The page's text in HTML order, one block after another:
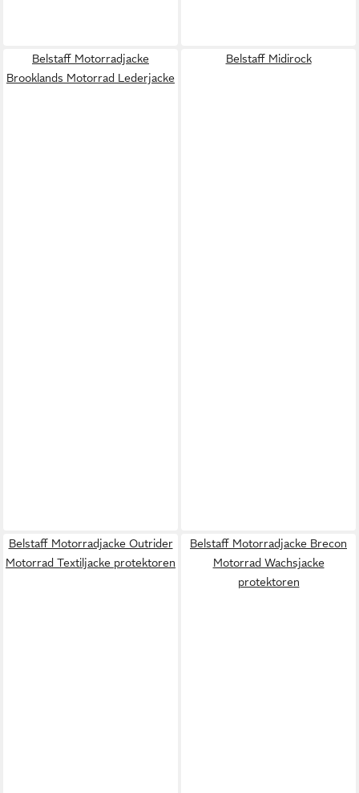
Belstaff Motorradjacke
Brooklands Motorrad Lederjacke
Belstaff Midirock
Belstaff Motorradjacke Outrider
Motorrad Textiljacke protektoren
Belstaff Motorradjacke Brecon
Motorrad Wachsjacke
protektoren